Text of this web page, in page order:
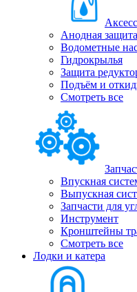
Анодная защита
Водометные
Гидрокрылья
Защита
Подъём и
Смотреть все
Впускная
Выпускная
Запчасти для
Инструмент
Кронштейны
Смотреть все
Лодки и катера